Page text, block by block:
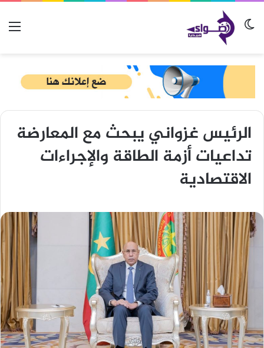
الوضع المظلم
الرئيس غزواني يبحث مع المعارضة
تداعيات أزمة الطاقة والإجراءات
الاقتصادية